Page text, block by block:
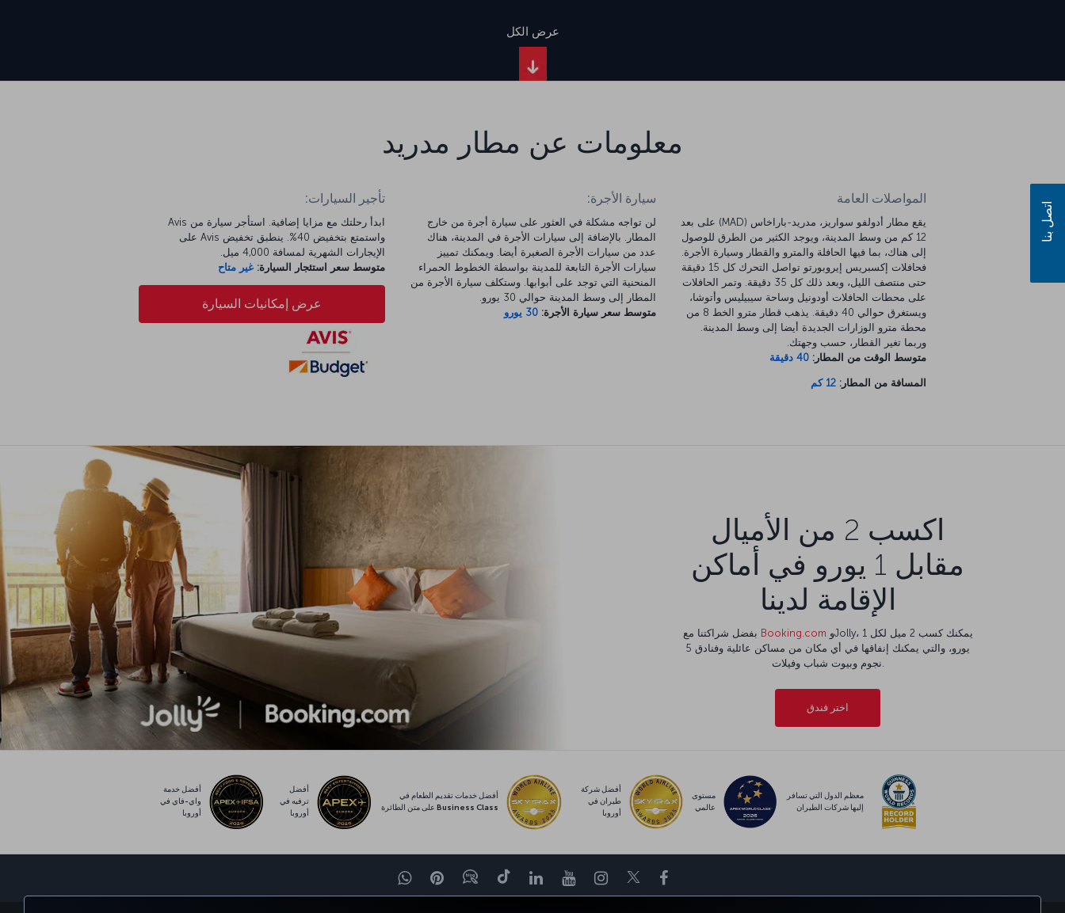
عرض الكل
معلومات عن مطار مدريد
المواصلات العامة
يقع مطار أدولفو سواريز، مدريد-باراخاس (MAD) على بعد
12 كم من وسط المدينة، ويوجد الكثير من الطرق للوصول
إلى هناك، بما فيها الحافلة والمترو والقطار وسيارة الأجرة.
فحافلات إكسبريس إيروبورتو تواصل التحرك كل 15 دقيقة
حتى منتصف الليل، وبعد ذلك كل 35 دقيقة. وتمر الحافلات
على محطات الحافلات أودونيل وساحة سيبيليس وأتوشا،
ويستغرق حوالي 40 دقيقة. يذهب قطار مترو الخط 8 من
محطة مترو الوزارات الجديدة أيضا إلى وسط المدينة.
وربما تغير القطار، حسب وجهتك.
متوسط الوقت من المطار: 40 دقيقة
المسافة من المطار: 12 كم
سيارة الأجرة:
لن تواجه مشكلة في العثور على سيارة أجرة من خارج
المطار. بالإضافة إلى سيارات الأجرة في المدينة، هناك
عدد من سيارات الأجرة الصغيرة أيضا. ويمكنك تمييز
سيارات الأجرة التابعة للمدينة بواسطة الخطوط الحمراء
المنحنية التي توجد على أبوابها. وستكلف سيارة الأجرة من
المطار إلى وسط المدينة حوالي 30 يورو.
متوسط سعر سيارة الأجرة: 30 يورو
تأجير السيارات:
ابدأ رحلتك مع مزايا إضافية. استأجر سيارة من Avis
واستمتع بتخفيض 40%. ينطبق تخفيض Avis على
الإيجارات الشهرية لمسافة 4,000 ميل.
متوسط سعر استئجار السيارة: غير متاح
عرض إمكانيات السيارة
اكسب 2 من الأميال
مقابل 1 يورو في أماكن
الإقامة لدينا
Booking.com
يورو، والتي يمكنك إنفاقها في أي مكان من مساكن عائلية وفنادق 5
نجوم وبيوت شباب وفيلات.
اختر فندق
معظم الدول التي تسافر
إليها شركات الطيران
مستوى
عالمي
أفضل شركة
طيران في
أوروبا
أفضل خدمات تقديم الطعام في
Business Class على متن الطائرة
أفضل
ترفيه في
أوروبا
أفضل خدمة
واي-فاي في
أوروبا
Facebook
Twitter
Instagram
YouTube
LinkedIn
تيك توكBlog
Pinterestواتساب
اتصل بنا